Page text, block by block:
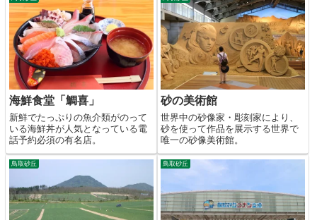
海鮮食堂「鯛喜」
新鮮でたっぷりの魚介類がのって
いる海鮮丼が人気となっている電
話予約必須の有名店。
砂の美術館
世界中の砂像家・彫刻家により、
砂を使って作品を展示する世界で
唯一の砂像美術館。
鳥取砂丘 鳥取砂丘